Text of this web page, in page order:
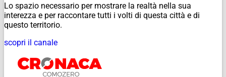
Lo spazio necessario per mostrare la realtà nella sua
interezza e per raccontare tutti i volti di questa città e di
questo territorio.
scopri il canale